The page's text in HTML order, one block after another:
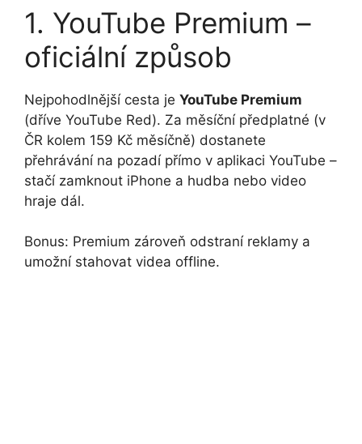
1. YouTube Premium –
oficiální způsob
Nejpohodlnější cesta je YouTube Premium
(dříve YouTube Red). Za měsíční předplatné (v
ČR kolem 159 Kč měsíčně) dostanete
přehrávání na pozadí přímo v aplikaci YouTube –
stačí zamknout iPhone a hudba nebo video
hraje dál.
Bonus: Premium zároveň odstraní reklamy a
umožní stahovat videa offline.